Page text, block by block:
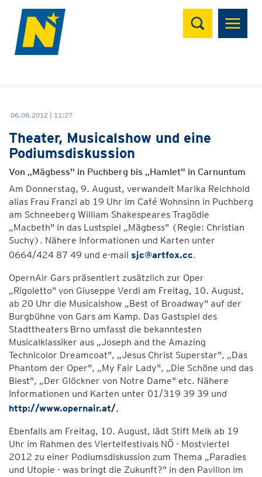
Suchen
06.08.2012 | 11:27
Theater, Musicalshow und eine
Podiumsdiskussion
Von „Mägbess" in Puchberg bis „Hamlet" in Carnuntum
Am Donnerstag, 9. August, verwandelt Marika Reichhold
alias Frau Franzi ab 19 Uhr im Café Wohnsinn in Puchberg
am Schneeberg William Shakespeares Tragödie
„Macbeth" in das Lustspiel „Mägbess" (Regie: Christian
Suchy). Nähere Informationen und Karten unter
0664/424 87 49 und e-mail sjc@artfox.cc.
OpernAir Gars präsentiert zusätzlich zur Oper
„Rigoletto" von Giuseppe Verdi am Freitag, 10. August,
ab 20 Uhr die Musicalshow „Best of Broadway" auf der
Burgbühne von Gars am Kamp. Das Gastspiel des
Stadttheaters Brno umfasst die bekanntesten
Musicalklassiker aus „Joseph and the Amazing
Technicolor Dreamcoat", „Jesus Christ Superstar", „Das
Phantom der Oper", „My Fair Lady", „Die Schöne und das
Biest", „Der Glöckner von Notre Dame" etc. Nähere
Informationen und Karten unter 01/319 39 39 und
http://www.opernair.at/,
Ebenfalls am Freitag, 10. August, lädt Stift Melk ab 19
Uhr im Rahmen des Viertelfestivals NÖ - Mostviertel
2012 zu einer Podiumsdiskussion zum Thema „Paradies
und Utopie - was bringt die Zukunft?" in den Pavillon im